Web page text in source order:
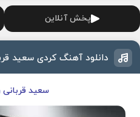
پخش آنلاین
دانلود آهنگ کردی سعید
سعید